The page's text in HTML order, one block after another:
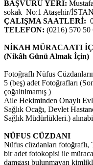
temasıyla
gerçekleştirilecek
etkinlikler, 15-
17 Temmuz
arasında çeşitli
noktalarda
BAŞVURU YERİ:
sokak No:1 Ataşehir/
ÇALIŞMA SAATLERİ:
TELEFON: (0216) 570 50
NİKAH MÜRACAATI
(Nikâh Günü Almak İçin)
Fotoğraflı Nüfus
5 (beş) adet Fotoğrafları
çoğaltılmamış )
Aile Hekiminden Onaylı
Sağlık Ocağı, Devlet
Sağlık Müdürlükleri.)
NÜFUS CÜZDANI
Nüfus cüzdanları fotoğraflı,
bir adet fotokopisi ile
damgası bulunmayan